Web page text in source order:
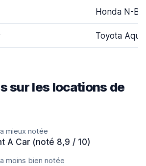
Honda N-
Toyota Aqua
sur les locations de
mieux notée
A Car (noté 8,9 / 10)
moins bien notée